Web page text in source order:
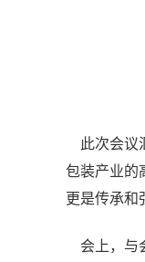
此次会议
包装产业的
更是传承和
会上，与